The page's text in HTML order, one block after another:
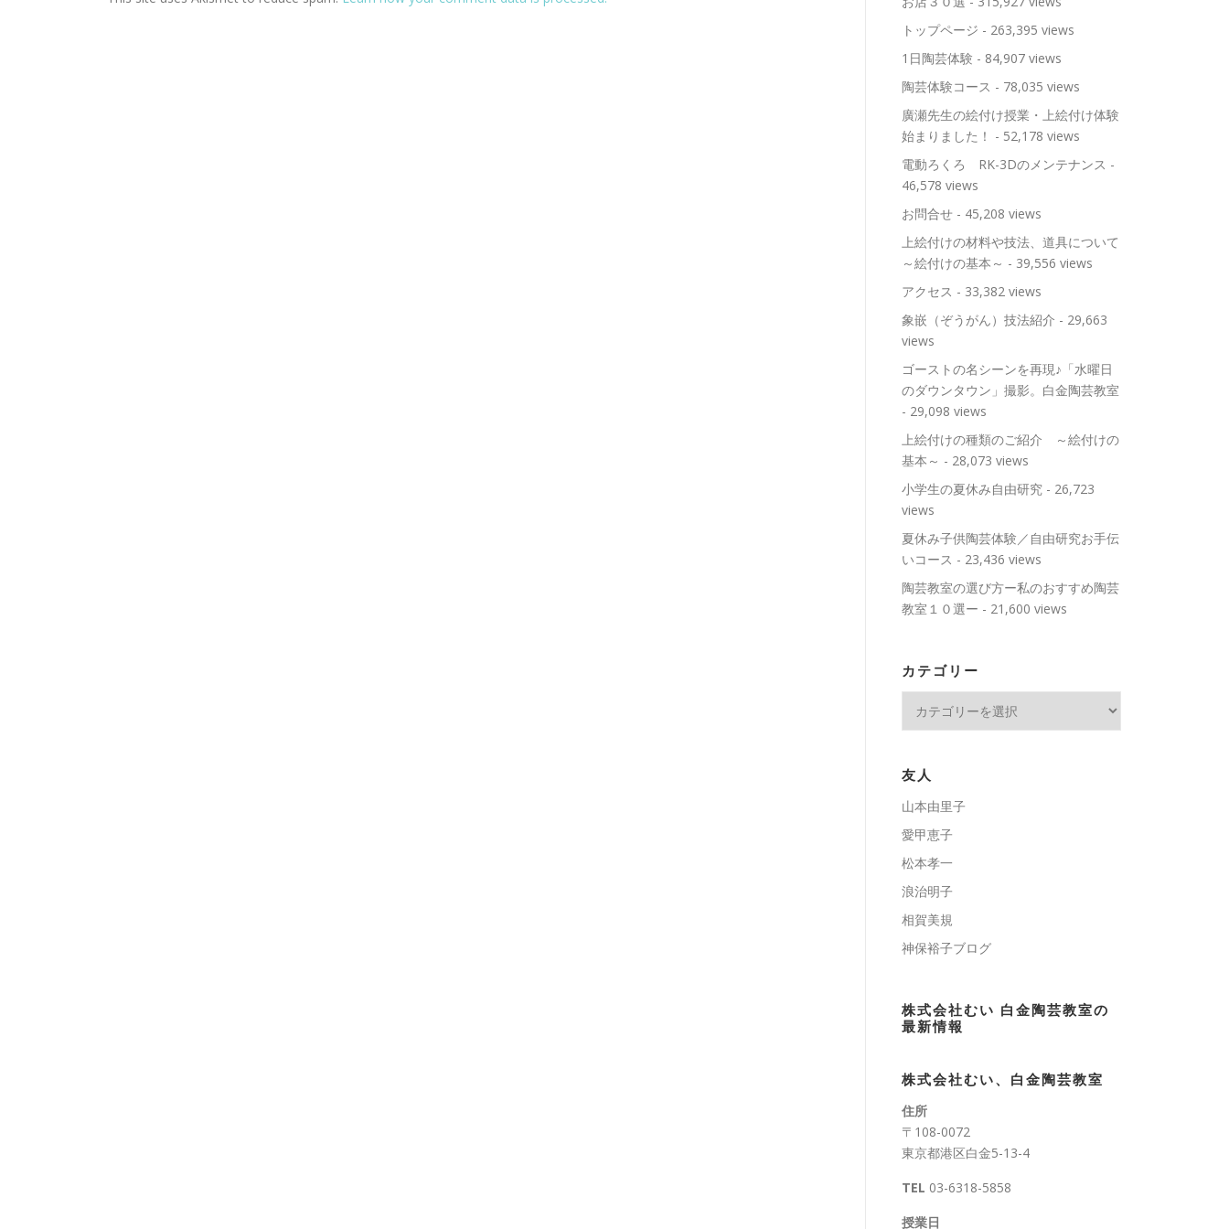
トップページ - 263,395 views
1日陶芸体験 - 84,907 views
陶芸体験コース - 78,035 views
廣瀬先生の絵付け授業・上絵付け体験
始まりました！ - 52,178 views
電動ろくろ RK-3Dのメンテナンス -
46,578 views
お問合せ - 45,208 views
上絵付けの材料や技法、道具について
～絵付けの基本～ - 39,556 views
アクセス - 33,382 views
象嵌（ぞうがん）技法紹介 - 29,663
views
ゴーストの名シーンを再現♪「水曜日
のダウンタウン」撮影。白金陶芸教室
- 29,098 views
上絵付けの種類のご紹介 ～絵付けの
基本～ - 28,073 views
小学生の夏休み自由研究 - 26,723
views
夏休み子供陶芸体験／自由研究お手伝
いコース - 23,436 views
陶芸教室の選び方ー私のおすすめ陶芸
教室１０選ー - 21,600 views
カテゴリー
リ
ー
友人
山本由里子
愛甲恵子
松本孝一
浪治明子
相賀美規
神保裕子ブログ
株式会社むい 白金陶芸教室の
最新情報
株式会社むい、白金陶芸教室
住所
〒108-0072
東京都港区白金5-13-4
TEL 03-6318-5858
授業日